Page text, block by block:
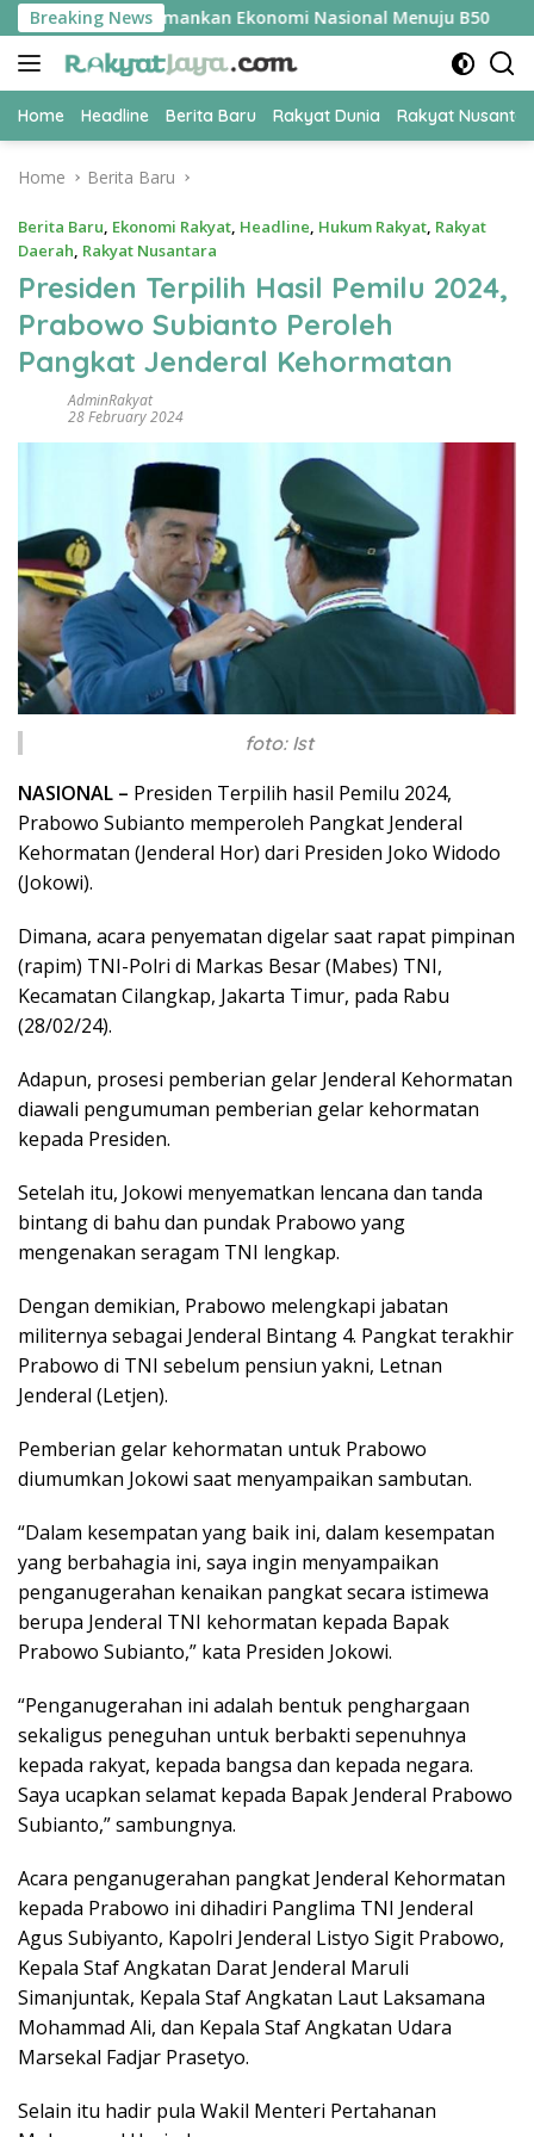
Skip
to
content
Breaking News
Kunci Amankan Ekonomi Nasional Menuju B50
Home Headline Berita Baru Rakyat Dunia Rakyat
Home Berita Baru
Berita Baru, Ekonomi Rakyat, Headline, Hukum Rakyat, Rakyat
Daerah, Rakyat Nusantara
Presiden Terpilih Hasil Pemilu 2024,
Prabowo Subianto Peroleh
Pangkat Jenderal Kehormatan
AdminRakyat
28 February 2024
foto: Ist
NASIONAL – Presiden Terpilih hasil Pemilu 2024,
Prabowo Subianto memperoleh Pangkat Jenderal
Kehormatan (Jenderal Hor) dari Presiden Joko Widodo
(Jokowi).
Dimana, acara penyematan digelar saat rapat pimpinan
(rapim) TNI-Polri di Markas Besar (Mabes) TNI,
Kecamatan Cilangkap, Jakarta Timur, pada Rabu
(28/02/24).
Adapun, prosesi pemberian gelar Jenderal Kehormatan
diawali pengumuman pemberian gelar kehormatan
kepada Presiden.
Setelah itu, Jokowi menyematkan lencana dan tanda
bintang di bahu dan pundak Prabowo yang
mengenakan seragam TNI lengkap.
Dengan demikian, Prabowo melengkapi jabatan
militernya sebagai Jenderal Bintang 4. Pangkat terakhir
Prabowo di TNI sebelum pensiun yakni, Letnan
Jenderal (Letjen).
Pemberian gelar kehormatan untuk Prabowo
diumumkan Jokowi saat menyampaikan sambutan.
“Dalam kesempatan yang baik ini, dalam kesempatan
yang berbahagia ini, saya ingin menyampaikan
penganugerahan kenaikan pangkat secara istimewa
berupa Jenderal TNI kehormatan kepada Bapak
Prabowo Subianto,” kata Presiden Jokowi.
“Penganugerahan ini adalah bentuk penghargaan
sekaligus peneguhan untuk berbakti sepenuhnya
kepada rakyat, kepada bangsa dan kepada negara.
Saya ucapkan selamat kepada Bapak Jenderal Prabowo
Subianto,” sambungnya.
Acara penganugerahan pangkat Jenderal Kehormatan
kepada Prabowo ini dihadiri Panglima TNI Jenderal
Agus Subiyanto, Kapolri Jenderal Listyo Sigit Prabowo,
Kepala Staf Angkatan Darat Jenderal Maruli
Simanjuntak, Kepala Staf Angkatan Laut Laksamana
Mohammad Ali, dan Kepala Staf Angkatan Udara
Marsekal Fadjar Prasetyo.
Selain itu hadir pula Wakil Menteri Pertahanan